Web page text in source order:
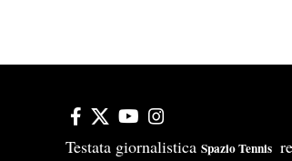
Testata giornalistica Spazio Tennis